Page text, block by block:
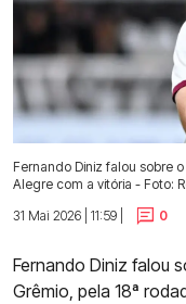
Fernando Diniz falou sobre
Alegre com a vitória - Foto:
31 Mai 2026 | 11:59 |
0
Fernando Diniz falou
Grêmio, pela 18ª